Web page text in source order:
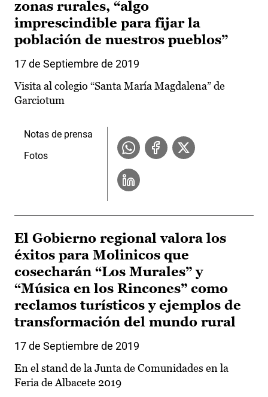
zonas rurales, “algo
imprescindible para fijar la
población de nuestros pueblos”
17 de Septiembre de 2019
Visita al colegio “Santa María Magdalena” de
Garciotum
Notas de prensa
Fotos
El Gobierno regional valora los
éxitos para Molinicos que
cosecharán “Los Murales” y
“Música en los Rincones” como
reclamos turísticos y ejemplos de
transformación del mundo rural
17 de Septiembre de 2019
En el stand de la Junta de Comunidades en la
Feria de Albacete 2019